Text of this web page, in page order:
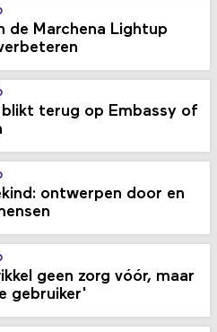
de Marchena Lightup
blikt terug op Embassy of
ontwerpen door en
geen zorg vóór, maar
gebruiker'